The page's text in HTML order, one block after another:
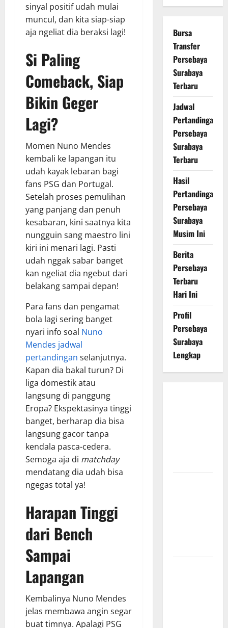
sinyal positif udah mulai
muncul, dan kita siap-siap
aja ngeliat dia beraksi lagi!
Si Paling
Comeback, Siap
Bikin Geger
Lagi?
Momen Nuno Mendes
kembali ke lapangan itu
udah kayak lebaran bagi
fans PSG dan Portugal.
Setelah proses pemulihan
yang panjang dan penuh
kesabaran, kini saatnya kita
nungguin sang maestro lini
kiri ini menari lagi. Pasti
udah nggak sabar banget
kan ngeliat dia ngebut dari
belakang sampai depan!
Para fans dan pengamat
bola lagi sering banget
nyari info soal Nuno
Mendes jadwal
pertandingan selanjutnya.
Kapan dia bakal turun? Di
liga domestik atau
langsung di panggung
Eropa? Ekspektasinya tinggi
banget, berharap dia bisa
langsung gacor tanpa
kendala pasca-cedera.
Semoga aja di matchday
mendatang dia udah bisa
ngegas total ya!
Harapan Tinggi
dari Bench
Sampai
Lapangan
Kembalinya Nuno Mendes
jelas membawa angin segar
buat timnya. Apalagi PSG
Bursa
Transfer
Persebaya
Surabaya
Terbaru
Jadwal
Pertandingan
Persebaya
Surabaya
Terbaru
Hasil
Pertandingan
Persebaya
Surabaya
Musim Ini
Berita
Persebaya
Terbaru
Hari Ini
Profil
Persebaya
Surabaya
Lengkap